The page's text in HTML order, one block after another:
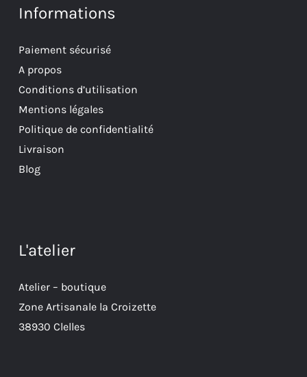
Informations
Paiement sécurisé
A propos
Conditions d’utilisation
Mentions légales
Politique de confidentialité
Livraison
Blog
L'atelier
Atelier – boutique
Zone Artisanale la Croizette
38930 Clelles